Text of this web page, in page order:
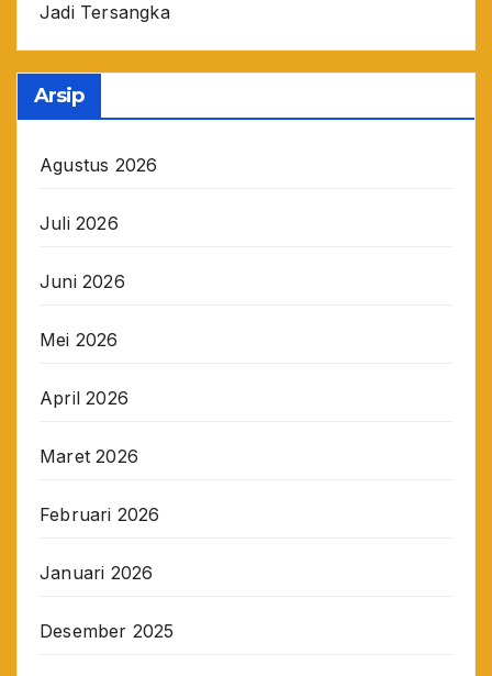
Jadi Tersangka
Arsip
Agustus 2026
Juli 2026
Juni 2026
Mei 2026
April 2026
Maret 2026
Februari 2026
Januari 2026
Desember 2025